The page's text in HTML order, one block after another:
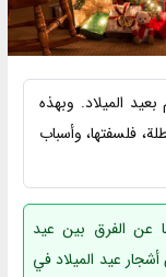
الميلاد. وبهذه
فلسفتها، وأسباب
عن الفرق بين عيد
أشجار عيد الميلاد في